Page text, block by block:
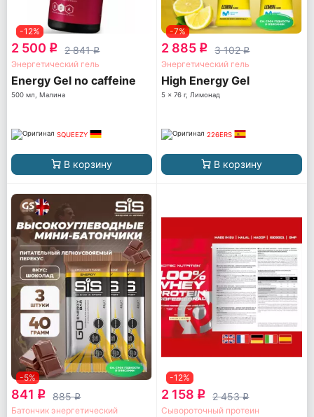
-12%
2 500 q 2 841q
Энергетический гель
Energy Gel no caffeine
500 мл, Малина
SQUEEZY
В корзину
-7%
2 885 q 3 102q
Энергетический гель
High Energy Gel
5 x 76 г, Лимонад
226ERS
В корзину
-5%
841 q 885q
Батончик энергетический
-12%
2 158 q 2 453q
Сывороточный протеин